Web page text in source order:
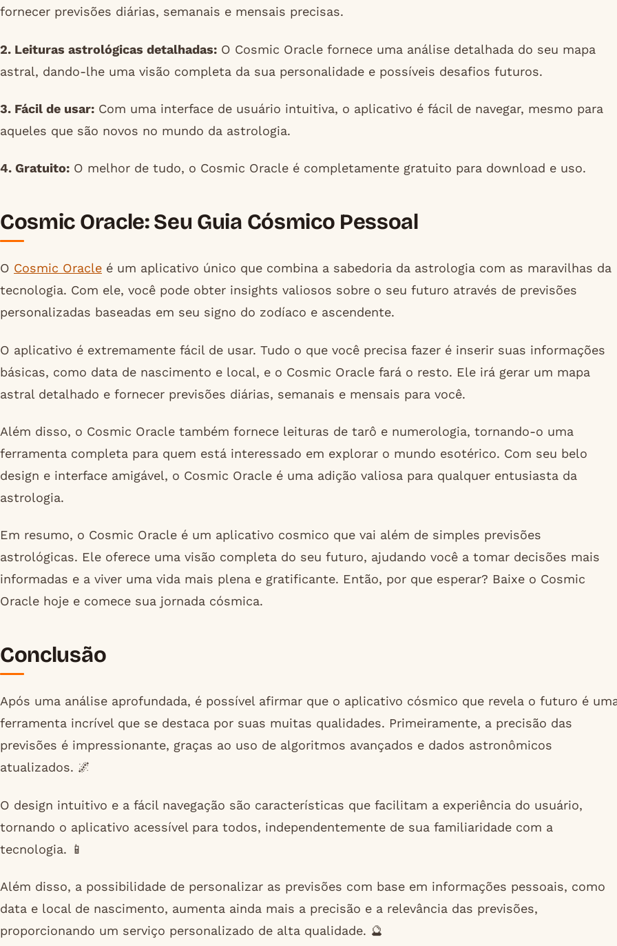
fornecer previsões diárias, semanais e mensais precisas.
2. Leituras astrológicas detalhadas: O Cosmic Oracle fornece uma análise detalhada do seu mapa
astral, dando-lhe uma visão completa da sua personalidade e possíveis desafios futuros.
3. Fácil de usar: Com uma interface de usuário intuitiva, o aplicativo é fácil de navegar, mesmo para
aqueles que são novos no mundo da astrologia.
4. Gratuito: O melhor de tudo, o Cosmic Oracle é completamente gratuito para download e uso.
Cosmic Oracle: Seu Guia Cósmico Pessoal
O Cosmic Oracle é um aplicativo único que combina a sabedoria da astrologia com as maravilhas da
tecnologia. Com ele, você pode obter insights valiosos sobre o seu futuro através de previsões
personalizadas baseadas em seu signo do zodíaco e ascendente.
O aplicativo é extremamente fácil de usar. Tudo o que você precisa fazer é inserir suas informações
básicas, como data de nascimento e local, e o Cosmic Oracle fará o resto. Ele irá gerar um mapa
astral detalhado e fornecer previsões diárias, semanais e mensais para você.
Além disso, o Cosmic Oracle também fornece leituras de tarô e numerologia, tornando-o uma
ferramenta completa para quem está interessado em explorar o mundo esotérico. Com seu belo
design e interface amigável, o Cosmic Oracle é uma adição valiosa para qualquer entusiasta da
astrologia.
Em resumo, o Cosmic Oracle é um aplicativo cosmico que vai além de simples previsões
astrológicas. Ele oferece uma visão completa do seu futuro, ajudando você a tomar decisões mais
informadas e a viver uma vida mais plena e gratificante. Então, por que esperar? Baixe o Cosmic
Oracle hoje e comece sua jornada cósmica.
Conclusão
Após uma análise aprofundada, é possível afirmar que o aplicativo cósmico que revela o futuro é
ferramenta incrível que se destaca por suas muitas qualidades. Primeiramente, a precisão das
previsões é impressionante, graças ao uso de algoritmos avançados e dados astronômicos
atualizados. 🌌
O design intuitivo e a fácil navegação são características que facilitam a experiência do usuário,
tornando o aplicativo acessível para todos, independentemente de sua familiaridade com a
tecnologia. 📱
Além disso, a possibilidade de personalizar as previsões com base em informações pessoais, como
data e local de nascimento, aumenta ainda mais a precisão e a relevância das previsões,
proporcionando um serviço personalizado de alta qualidade. 🔮